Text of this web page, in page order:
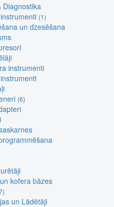
Diagnostika
(1)
un dzesēšana
instrumenti
(6)
kofera bāzes
un Lādētāji